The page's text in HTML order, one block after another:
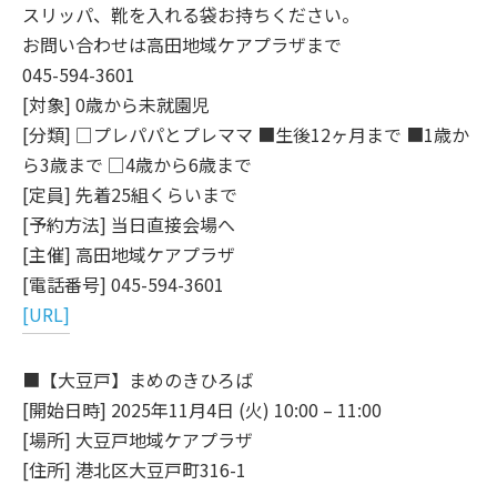
スリッパ、靴を入れる袋お持ちください。
お問い合わせは高田地域ケアプラザまで
045-594-3601
[対象] 0歳から未就園児
[分類] □プレパパとプレママ ■生後12ヶ月まで ■1歳か
ら3歳まで □4歳から6歳まで
[定員] 先着25組くらいまで
[予約方法] 当日直接会場へ
[主催] 高田地域ケアプラザ
[電話番号] 045-594-3601
[URL]
■【大豆戸】まめのきひろば
[開始日時] 2025年11月4日 (火) 10:00 – 11:00
[場所] 大豆戸地域ケアプラザ
[住所] 港北区大豆戸町316-1